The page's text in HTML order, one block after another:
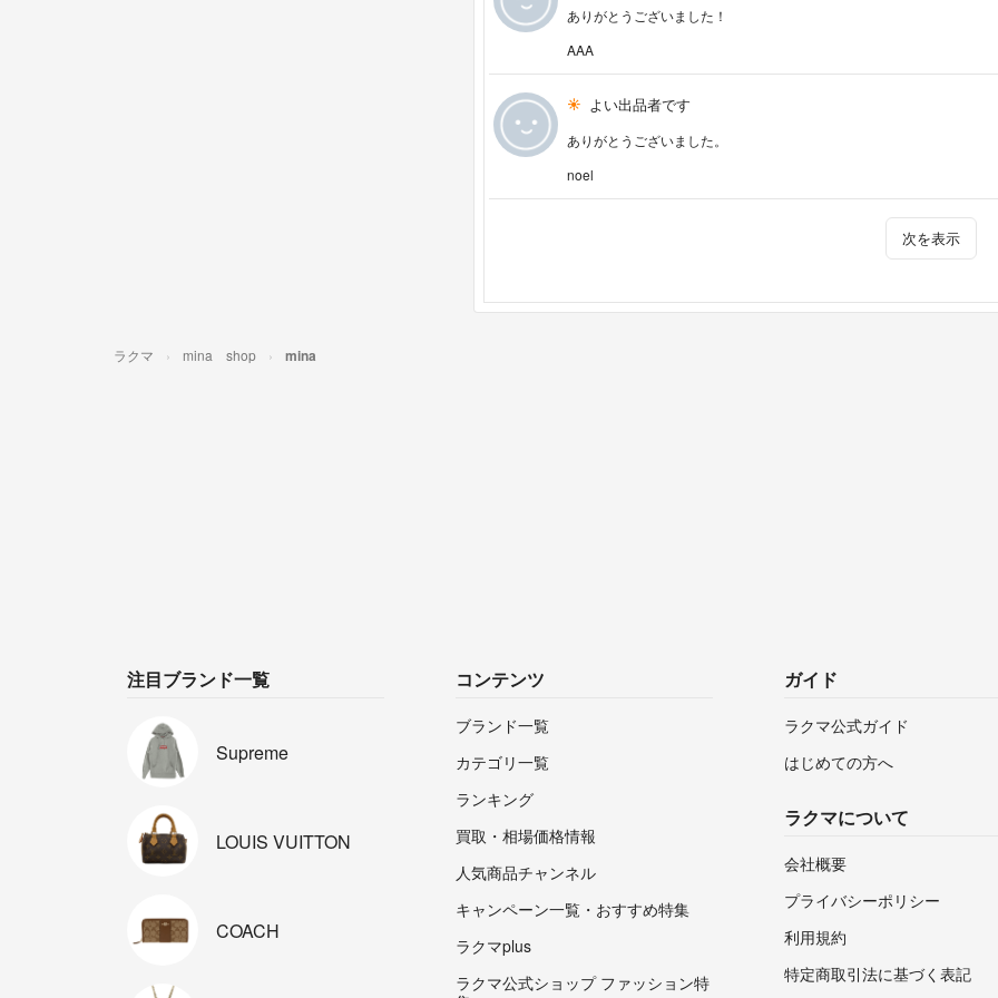
ありがとうございました！
AAA
よい出品者です
ありがとうございました。
noel
次を表示
ラクマ mina shop mina
注目ブランド一覧
Supreme
LOUIS VUITTON
COACH
コンテンツ
ブランド一覧
カテゴリ一覧
ランキング
買取・相場価格情報
人気商品チャンネル
キャンペーン一覧・おすすめ特集
ラクマplus
ラクマ公式ショップ ファッション特
ガイド
ラクマ公式ガイド
はじめての方へ
ラクマについて
会社概要
プライバシーポリシー
利用規約
特定商取引法に基づく表記